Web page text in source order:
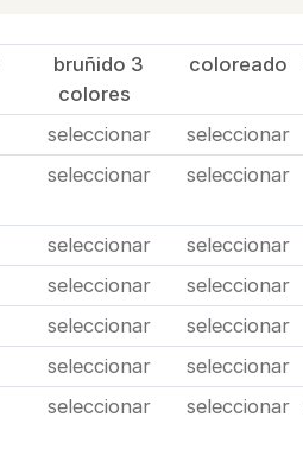
bruñido 3
colores
coloreado
seleccionar
seleccionar
seleccionar seleccionar
seleccionar
seleccionar
seleccionar
seleccionar
seleccionar
seleccionar
seleccionar seleccionar
seleccionar seleccionar